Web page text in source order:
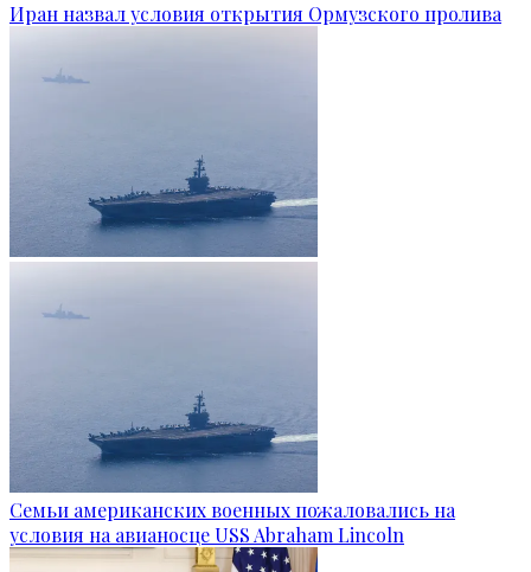
Иран назвал условия открытия Ормузского пролива
Семьи американских военных пожаловались на
условия на авианосце USS Abraham Lincoln